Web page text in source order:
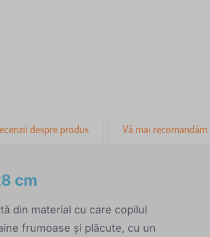
despre produs Vă mai recomandăm
cm
din material cu care copilul
frumoase și plăcute, cu un